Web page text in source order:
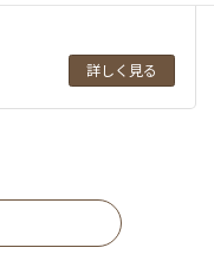
詳しく見る